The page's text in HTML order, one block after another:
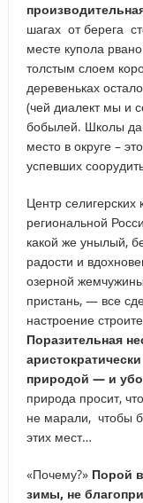
шагах от берега
месте купола
толстым слоем
деревеньках
(чей диалект мы и
бобылей. Школы
место в округе –
успевших
Центр
региональной
какой же унылый,
радости и
озерной
пристань, — все
настроение
Поразительная
природой — и
природа просит,
не марали, чтобы
этих мест…
«Почему?» Порой
зимы, не